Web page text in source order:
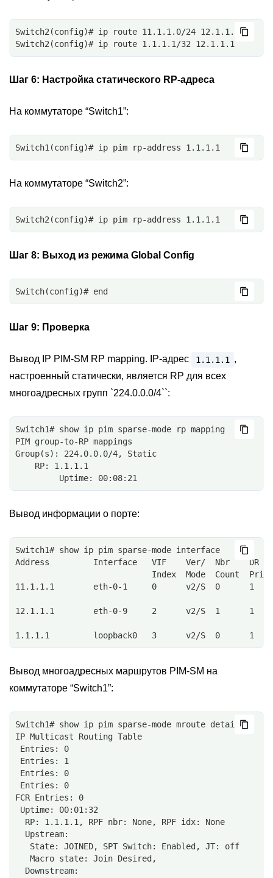
Switch2(config)# ip route 11.1.1.0/24 12.1.1.1
Switch2(config)# ip route 1.1.1.1/32 12.1.1.1
Шаг 6: Настройка статического RP-адреса
На коммутаторе “Switch1”:
Switch1(config)# ip pim rp-address 1.1.1.1
На коммутаторе “Switch2”:
Switch2(config)# ip pim rp-address 1.1.1.1
Шаг 8: Выход из режима Global Config
Switch(config)# end
Шаг 9: Проверка
Вывод IP PIM-SM RP mapping. IP-адрес 1.1.1.1 ,
настроенный статически, является RP для всех
многоадресных групп `224.0.0.0/4``:
Switch1# show ip pim sparse-mode rp mapping
PIM group-to-RP mappings
Group(s): 224.0.0.0/4, Static
    RP: 1.1.1.1
         Uptime: 00:08:21
Вывод информации о порте:
Switch1# show ip pim sparse-mode interface
Address         Interface   VIF    Ver/  Nbr
Index  Mode  Count
11.1.1.1        eth-0-1     0      v2/S  0      1
12.1.1.1        eth-0-9     2      v2/S  1      1
1.1.1.1         loopback0   3      v2/S  0      1
Вывод многоадресных маршрутов PIM-SM на
коммутаторе “Switch1”:
Switch1# show ip pim sparse-mode mroute detail
IP Multicast Routing Table
Entries: 0
Entries: 1
Entries: 0
Entries: 0
FCR Entries: 0
Uptime: 00:01:32
  RP: 1.1.1.1, RPF nbr: None, RPF idx: None
  Upstream:
   State: JOINED, SPT Switch: Enabled, JT: off
   Macro state: Join Desired,
  Downstream: